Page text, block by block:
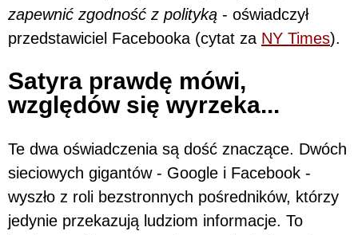
zapewnić zgodność z polityką - oświadczył
przedstawiciel Facebooka (cytat za NY Times).
Satyra prawdę mówi,
względów się wyrzeka...
Te dwa oświadczenia są dość znaczące. Dwóch
sieciowych gigantów - Google i Facebook -
wyszło z roli bezstronnych pośredników, którzy
jedynie przekazują ludziom informacje. To